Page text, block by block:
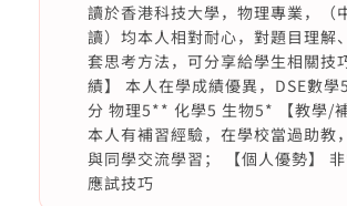
讀於香港科技大學，物理專業，（
讀）均本人相對耐心，對題目理解
套思考方法，可分享給學生相關技
績】 本人在學成績優異，DSE數
分 物理5** 化學5 生物5* 【教學/補
本人有補習經驗，在學校當過助教
與同學交流學習； 【個人優勢】
應試技巧